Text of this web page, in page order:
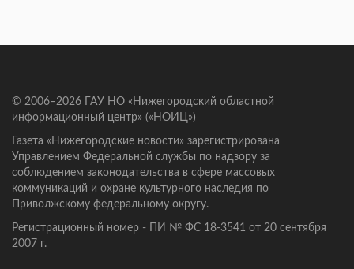
© 2006–2026 ГАУ НО «Нижегородский областной
информационный центр» («НОИЦ»)
Газета «Нижегородские новости» зарегистрирована
Управлением Федеральной службы по надзору за
соблюдением законодательства в сфере массовых
коммуникаций и охране культурного наследия по
Приволжскому федеральному округу.
Регистрационный номер - ПИ № ФС 18-3541 от 20 сентября
2007 г.